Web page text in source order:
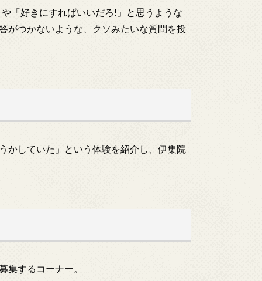
「好きにすればいいだろ!」と思うような
がつかないような、クソみたいな質問を投
かしていた」という体験を紹介し、伊集院
集するコーナー。